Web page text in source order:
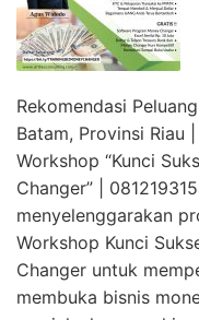
Rekomendasi
Batam, Provinsi Riau
Workshop “Kunci
Changer” |
menyelenggarakan
Workshop Kunci
Changer untuk
membuka bisnis